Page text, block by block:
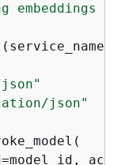
embeddings
json"